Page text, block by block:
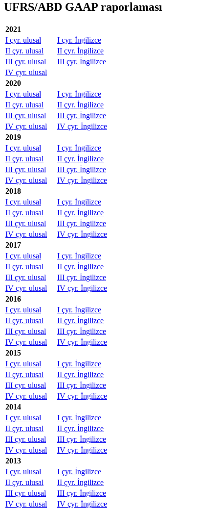
UFRS/ABD GAAP raporlaması
2021
I çyr. ulusal
I çyr. İngilizce
II çyr. ulusal
II çyr. İngilizce
III çyr. ulusal
III çyr. İngilizce
IV çyr. ulusal
2020
I çyr. ulusal
I çyr. İngilizce
II çyr. ulusal
II çyr. İngilizce
III çyr. ulusal
III çyr. İngilizce
IV çyr. ulusal
IV çyr. İngilizce
2019
I çyr. ulusal
I çyr. İngilizce
II çyr. ulusal
II çyr. İngilizce
III çyr. ulusal
III çyr. İngilizce
IV çyr. ulusal
IV çyr. İngilizce
2018
I çyr. ulusal
I çyr. İngilizce
II çyr. ulusal
II çyr. İngilizce
III çyr. ulusal
III çyr. İngilizce
IV çyr. ulusal
IV çyr. İngilizce
2017
I çyr. ulusal
I çyr. İngilizce
II çyr. ulusal
II çyr. İngilizce
III çyr. ulusal
III çyr. İngilizce
IV çyr. ulusal
IV çyr. İngilizce
2016
I çyr. ulusal
I çyr. İngilizce
II çyr. ulusal
II çyr. İngilizce
III çyr. ulusal
III çyr. İngilizce
IV çyr. ulusal
IV çyr. İngilizce
2015
I çyr. ulusal
I çyr. İngilizce
II çyr. ulusal
II çyr. İngilizce
III çyr. ulusal
III çyr. İngilizce
IV çyr. ulusal
IV çyr. İngilizce
2014
I çyr. ulusal
I çyr. İngilizce
II çyr. ulusal
II çyr. İngilizce
III çyr. ulusal
III çyr. İngilizce
IV çyr. ulusal
IV çyr. İngilizce
2013
I çyr. ulusal
I çyr. İngilizce
II çyr. ulusal
II çyr. İngilizce
III çyr. ulusal
III çyr. İngilizce
IV çyr. ulusal
IV çyr. İngilizce